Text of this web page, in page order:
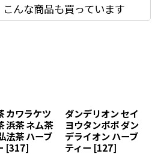
んな商品も買っています
カワラケツ
浜茶 ネム茶
法茶 ハーブ
[317]
ダンデリオン セイ
ヨウタンポポ ダン
デライオン ハーブ
ティー [127]